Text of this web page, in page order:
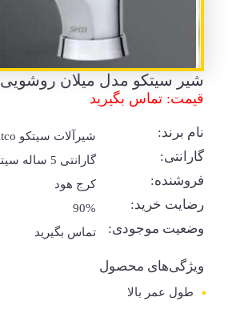
شیر سیتکو مدل میلان روشویی
قیمت: تماس بگیرید
نام برند: شیرآلات سیتکو Sitco
گارانتی: گارانتی 5 ساله سیتکو
فروشنده: کرج هود
رضایت خرید: 90%
وضعیت موجودی: تماس بگیرید
ویژگی‌های محصول
طول عمر بالا